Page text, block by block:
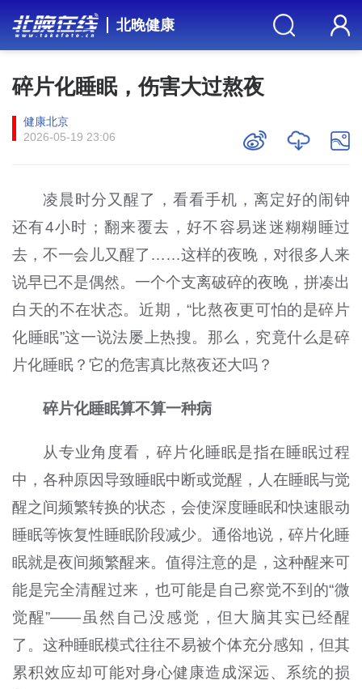
北晚健康
碎片化睡眠，伤害大过熬夜
健康北京
2026-05-19 23:06
凌晨时分又醒了，看看手机，离定好的闹钟
还有4小时；翻来覆去，好不容易迷迷糊糊睡过
去，不一会儿又醒了……这样的夜晚，对很多人来
说早已不是偶然。一个个支离破碎的夜晚，拼凑出
白天的不在状态。近期，“比熬夜更可怕的是碎片
化睡眠”这一说法屡上热搜。那么，究竟什么是碎
片化睡眠？它的危害真比熬夜还大吗？
碎片化睡眠算不算一种病
从专业角度看，碎片化睡眠是指在睡眠过程
中，各种原因导致睡眠中断或觉醒，人在睡眠与觉
醒之间频繁转换的状态，会使深度睡眠和快速眼动
睡眠等恢复性睡眠阶段减少。通俗地说，碎片化睡
眠就是夜间频繁醒来。值得注意的是，这种醒来可
能是完全清醒过来，也可能是自己察觉不到的“微
觉醒”——虽然自己没感觉，但大脑其实已经醒
了。这种睡眠模式往往不易被个体充分感知，但其
累积效应却可能对身心健康造成深远、系统的损